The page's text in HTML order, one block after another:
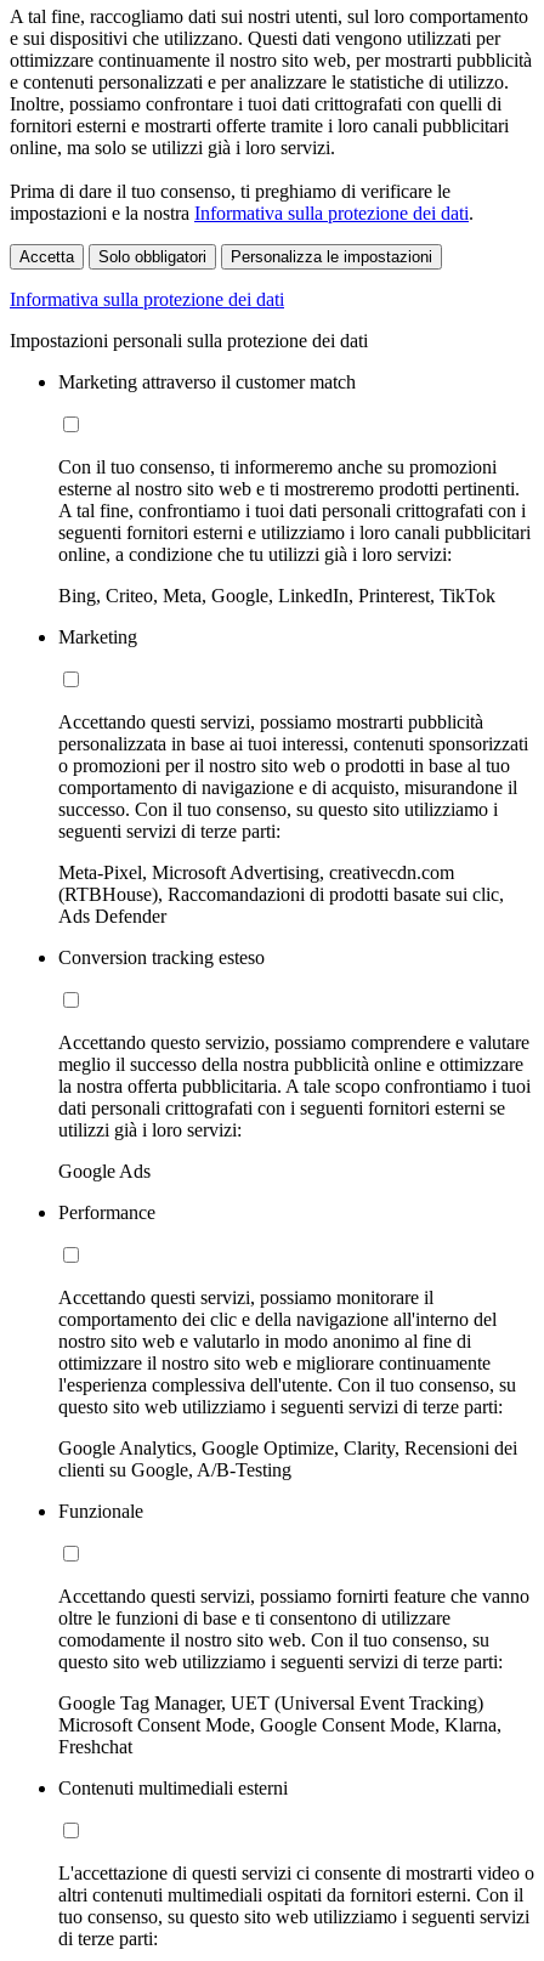
A tal fine, raccogliamo dati sui nostri utenti, sul loro comportamento
e sui dispositivi che utilizzano. Questi dati vengono utilizzati per
ottimizzare continuamente il nostro sito web, per mostrarti pubblicità
e contenuti personalizzati e per analizzare le statistiche di utilizzo.
Inoltre, possiamo confrontare i tuoi dati crittografati con quelli di
fornitori esterni e mostrarti offerte tramite i loro canali pubblicitari
online, ma solo se utilizzi già i loro servizi.
Prima di dare il tuo consenso, ti preghiamo di verificare le
impostazioni e la nostra Informativa sulla protezione dei dati.
Accetta Solo obbligatori Personalizza le impostazioni
Informativa sulla protezione dei dati
Impostazioni personali sulla protezione dei dati
Marketing attraverso il customer match
Con il tuo consenso, ti informeremo anche su promozioni
esterne al nostro sito web e ti mostreremo prodotti pertinenti.
A tal fine, confrontiamo i tuoi dati personali crittografati con i
seguenti fornitori esterni e utilizziamo i loro canali pubblicitari
online, a condizione che tu utilizzi già i loro servizi:
Bing, Criteo, Meta, Google, LinkedIn, Printerest, TikTok
Marketing
Accettando questi servizi, possiamo mostrarti pubblicità
personalizzata in base ai tuoi interessi, contenuti sponsorizzati
o promozioni per il nostro sito web o prodotti in base al tuo
comportamento di navigazione e di acquisto, misurandone il
successo. Con il tuo consenso, su questo sito utilizziamo i
seguenti servizi di terze parti:
Meta-Pixel, Microsoft Advertising, creativecdn.com
(RTBHouse), Raccomandazioni di prodotti basate sui clic,
Ads Defender
Conversion tracking esteso
Accettando questo servizio, possiamo comprendere e valutare
meglio il successo della nostra pubblicità online e ottimizzare
la nostra offerta pubblicitaria. A tale scopo confrontiamo i tuoi
dati personali crittografati con i seguenti fornitori esterni se
utilizzi già i loro servizi:
Google Ads
Performance
Accettando questi servizi, possiamo monitorare il
comportamento dei clic e della navigazione all'interno del
nostro sito web e valutarlo in modo anonimo al fine di
ottimizzare il nostro sito web e migliorare continuamente
l'esperienza complessiva dell'utente. Con il tuo consenso, su
questo sito web utilizziamo i seguenti servizi di terze parti:
Google Analytics, Google Optimize, Clarity, Recensioni dei
clienti su Google, A/B-Testing
Funzionale
Accettando questi servizi, possiamo fornirti feature che vanno
oltre le funzioni di base e ti consentono di utilizzare
comodamente il nostro sito web. Con il tuo consenso, su
questo sito web utilizziamo i seguenti servizi di terze parti:
Google Tag Manager, UET (Universal Event Tracking)
Microsoft Consent Mode, Google Consent Mode, Klarna,
Freshchat
Contenuti multimediali esterni
L'accettazione di questi servizi ci consente di mostrarti video o
altri contenuti multimediali ospitati da fornitori esterni. Con il
tuo consenso, su questo sito web utilizziamo i seguenti servizi
di terze parti: